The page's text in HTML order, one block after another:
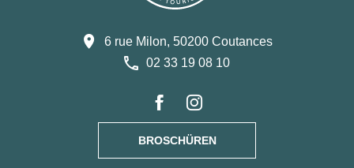
6 rue Milon, 50200 Coutances
02 33 19 08 10
BROSCHÜREN